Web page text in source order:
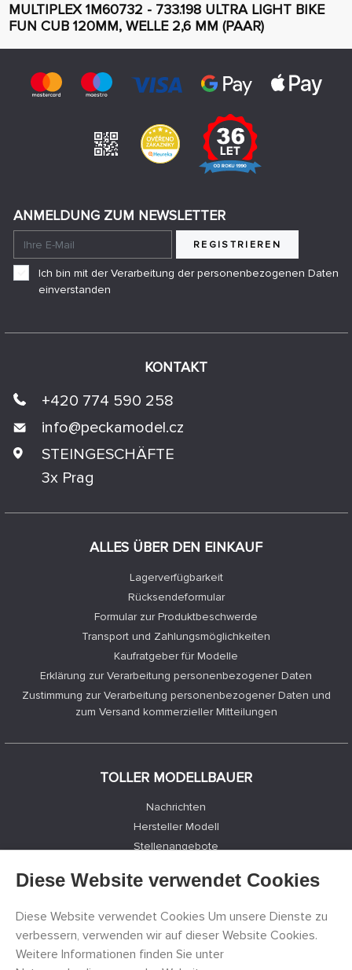
MULTIPLEX 1M60732 - 733.198 ULTRA LIGHT BIKE
FUN CUB 120MM, WELLE 2,6 MM (PAAR)
ALLES ÜBER DEN EINKAUF
Lagerverfügbarkeit
Rücksendeformular
Formular zur Produktbeschwerde
Transport und Zahlungsmöglichkeiten
Kaufratgeber für Modelle
Erklärung zur Verarbeitung personenbezogener Daten
Zustimmung zur Verarbeitung personenbezogener Daten und
zum Versand kommerzieller Mitteilungen
TOLLER MODELLBAUER
Nachrichten
Hersteller Modell
Stellenangebote
Registrierung
Cookies Einstellungen
KONTAKT
+420 774 590 258
info@peckamodel.cz
STEINGESCHÄFTE
3x Prag
ANMELDUNG ZUM NEWSLETTER
REGISTRIEREN
Ich bin mit der Verarbeitung der personenbezogenen Daten
einverstanden
Diese Website verwendet Cookies
Diese Website verwendet Cookies Um unsere Dienste zu
verbessern, verwenden wir auf dieser Website Cookies.
Weitere Informationen finden Sie unter